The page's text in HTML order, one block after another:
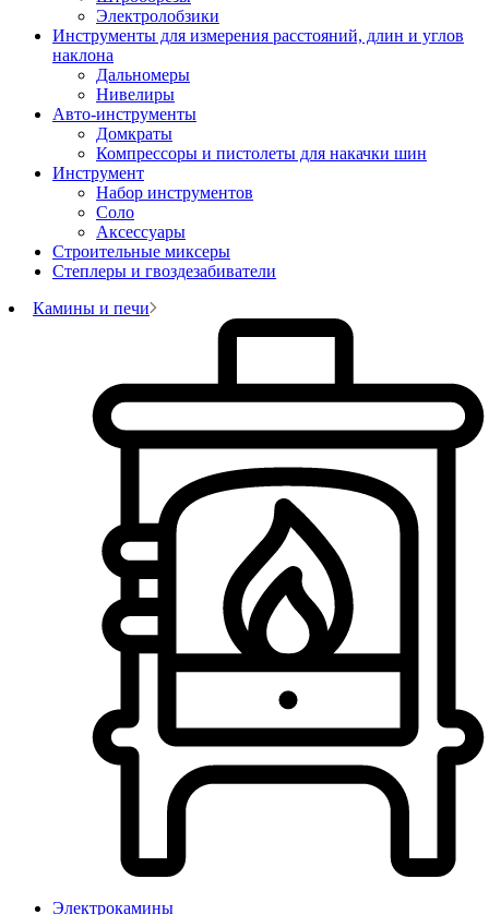
Электролобзики
Инструменты для измерения расстояний, длин и углов
наклона
Дальномеры
Нивелиры
Авто-инструменты
Домкраты
Компрессоры и пистолеты для накачки шин
Инструмент
Набор инструментов
Соло
Аксессуары
Строительные миксеры
Степлеры и гвоздезабиватели
Камины и печи
Электрокамины